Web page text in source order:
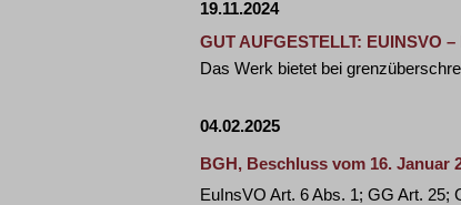
19.11.2024
GUT AUFGESTELLT: EUINSVO
Das Werk bietet bei
04.02.2025
BGH, Beschluss vom 16. Januar
EuInsVO Art. 6 Abs. 1; GG Art. 25;